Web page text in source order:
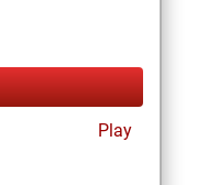
Play